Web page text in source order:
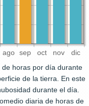
ago sep oct nov dic
horas por día durante
de la tierra. En este
durante el día.
diaria de horas de